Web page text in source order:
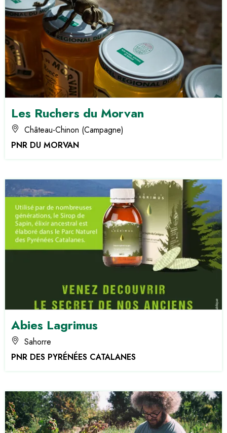
Les Ruchers du Morvan
Château-Chinon (Campagne)
PNR DU MORVAN
Abies Lagrimus
Sahorre
PNR DES PYRÉNÉES CATALANES